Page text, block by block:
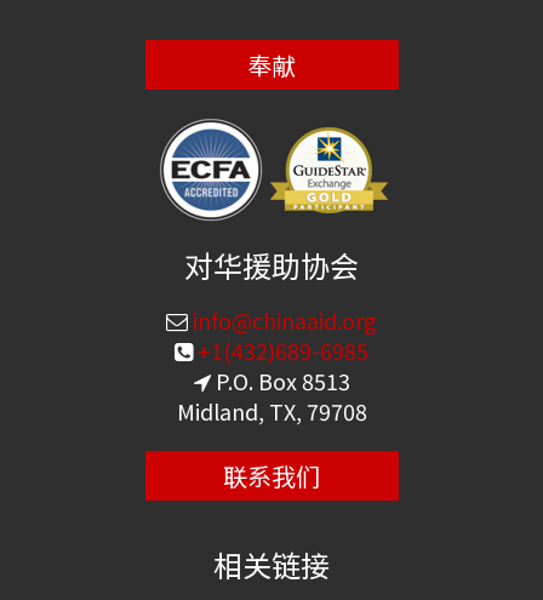
奉献
对华援助协会
info@chinaaid.org
+1(432)689-6985
P.O. Box 8513
Midland, TX, 79708
联系我们
相关链接